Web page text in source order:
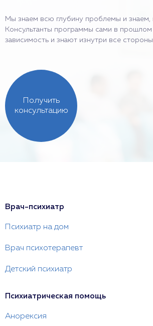
Мы знаем всю глубину проблемы и знаем,
Консультанты программы сами в
зависимость и знают изнутри все
Получить
консультацию
Врач-психиатр
Психиатр на дом
Врач психотерапевт
Детский психиатр
Психиатрическая помощь
Анорексия